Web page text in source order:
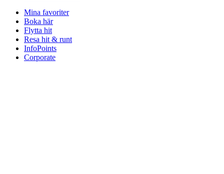
Mina favoriter
Boka här
Flytta hit
Resa hit & runt
InfoPoints
Corporate